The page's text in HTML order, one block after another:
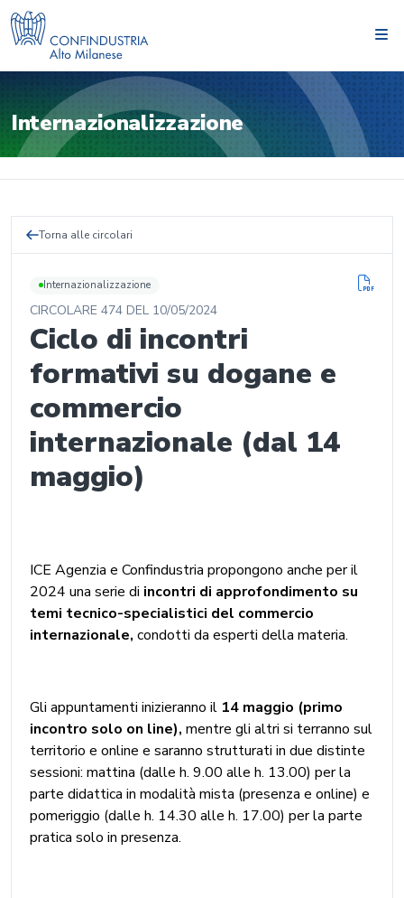
Internazionalizzazione
Torna alle circolari
Internazionalizzazione
CIRCOLARE 474 DEL 10/05/2024
Ciclo di incontri
formativi su dogane e
commercio
internazionale (dal 14
maggio)
ICE Agenzia e Confindustria propongono anche per il
2024 una serie di incontri di approfondimento su
temi tecnico-specialistici del commercio
internazionale, condotti da esperti della materia.
Gli appuntamenti inizieranno il 14 maggio (primo
incontro solo on line), mentre gli altri si terranno sul
territorio e online e saranno strutturati in due distinte
sessioni: mattina (dalle h. 9.00 alle h. 13.00) per la
parte didattica in modalità mista (presenza e online) e
pomeriggio (dalle h. 14.30 alle h. 17.00) per la parte
pratica solo in presenza.